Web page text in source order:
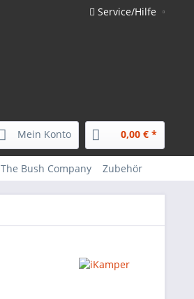
Service/Hilfe
Mein Konto 0,00 € *
The Bush Company Zubehör